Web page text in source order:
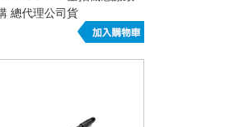
總代理公司貨